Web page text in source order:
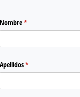
Nombre*
(required)
Apellidos*
(required)